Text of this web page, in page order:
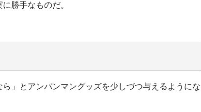
勝手なものだ。
」とアンパンマングッズを少しづつ与えるようにな